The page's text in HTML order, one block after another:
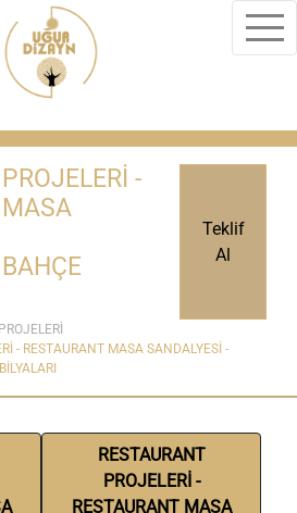
-
MASA
Teklif
Al
- RESTAURANT MASA SANDALYESİ -
RESTAURANT
PROJELERİ -
RESTAURANT MASA